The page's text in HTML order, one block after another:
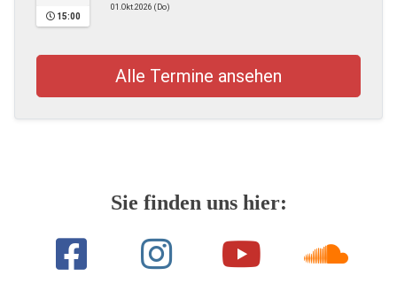
15:00
01.Okt.2026 (Do)
Alle Termine ansehen
Sie finden uns hier: